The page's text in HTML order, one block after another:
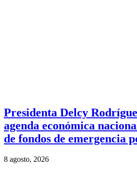
Presidenta Delcy
agenda económica
de fondos de emergencia
8 agosto, 2026